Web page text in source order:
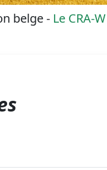
belge - Le CRA-